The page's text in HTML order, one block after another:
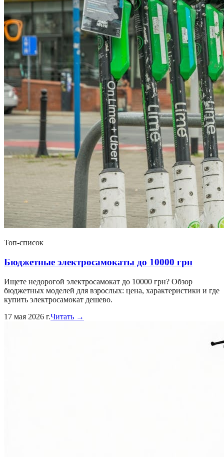
Топ-список
Бюджетные электросамокаты до 10000 грн
Ищете недорогой электросамокат до 10000 грн? Обзор
бюджетных моделей для взрослых: цена, характеристики и где
купить электросамокат дешево.
17 мая 2026 г.Читать →